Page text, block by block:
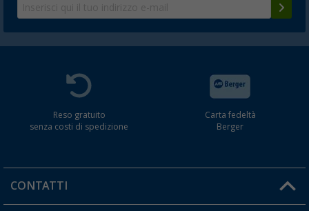
Reso gratuito
senza costi di spedizione
Carta fedeltà
Berger
CONTATTI